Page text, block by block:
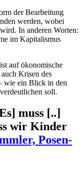
der Bearbeitung
werden, wobei
In anderen Worten:
im Kapitalismus
auf ökonomische
Krisen des
wie ein Blick in den
soll.
muss [..]
wir Kinder
Posen-